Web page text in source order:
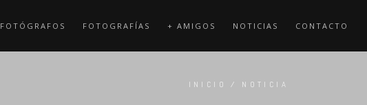
FOTÓGRAFOS FOTOGRAFÍAS + AMIGOS NOTICIAS CONTACTO
INICIO / NOTICIA